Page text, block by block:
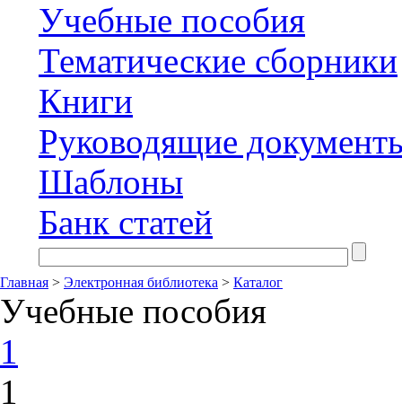
Учебные пособия
Тематические сборники
Книги
Руководящие
Шаблоны
Банк статей
Главная > Электронная библиотека > Каталог
Учебные пособия
1
1